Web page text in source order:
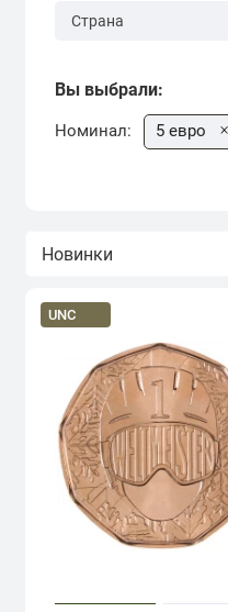
Страна
Вы выбрали:
Номинал: 5 евро
UNC